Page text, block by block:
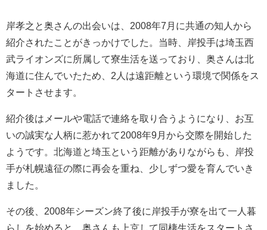
岸孝之と奥さんの出会いは、2008年7月に共通の知人から
紹介されたことがきっかけでした。当時、岸投手は埼玉西
武ライオンズに所属して寮生活を送っており、奥さんは北
海道に住んでいたため、2人は遠距離という環境で関係をス
タートさせます。
紹介後はメールや電話で連絡を取り合うようになり、お互
いの誠実な人柄に惹かれて2008年9月から交際を開始した
ようです。北海道と埼玉という距離がありながらも、岸投
手が札幌遠征の際に再会を重ね、少しずつ愛を育んでいき
ました。
その後、2008年シーズン終了後に岸投手が寮を出て一人暮
らしを始めると、奥さんも上京して同棲生活をスタートさ